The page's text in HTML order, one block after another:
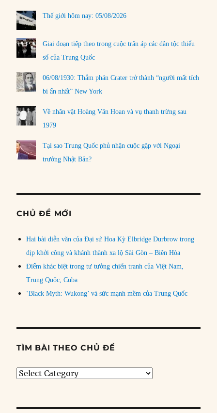
Thế giới hôm nay: 05/08/2026
Giai đoạn tiếp theo trong cuộc trấn áp các dân tộc thiểu
số của Trung Quốc
06/08/1930: Thẩm phán Crater trở thành “người mất tích
bí ẩn nhất” New York
Về nhân vật Hoàng Văn Hoan và vụ thanh trừng sau
1979
Tại sao Trung Quốc phủ nhận cuộc gặp với Ngoại
trưởng Nhật Bản?
CHỦ ĐỀ MỚI
Hai bài diễn văn của Đại sứ Hoa Kỳ Elbridge Durbrow trong
dịp khởi công và khánh thành xa lộ Sài Gòn – Biên Hòa
Điểm khác biệt trong tư tưởng chiến tranh của Việt Nam,
Trung Quốc, Cuba
‘Black Myth: Wukong’ và sức mạnh mềm của Trung Quốc
TÌM BÀI THEO CHỦ ĐỀ
Tìm